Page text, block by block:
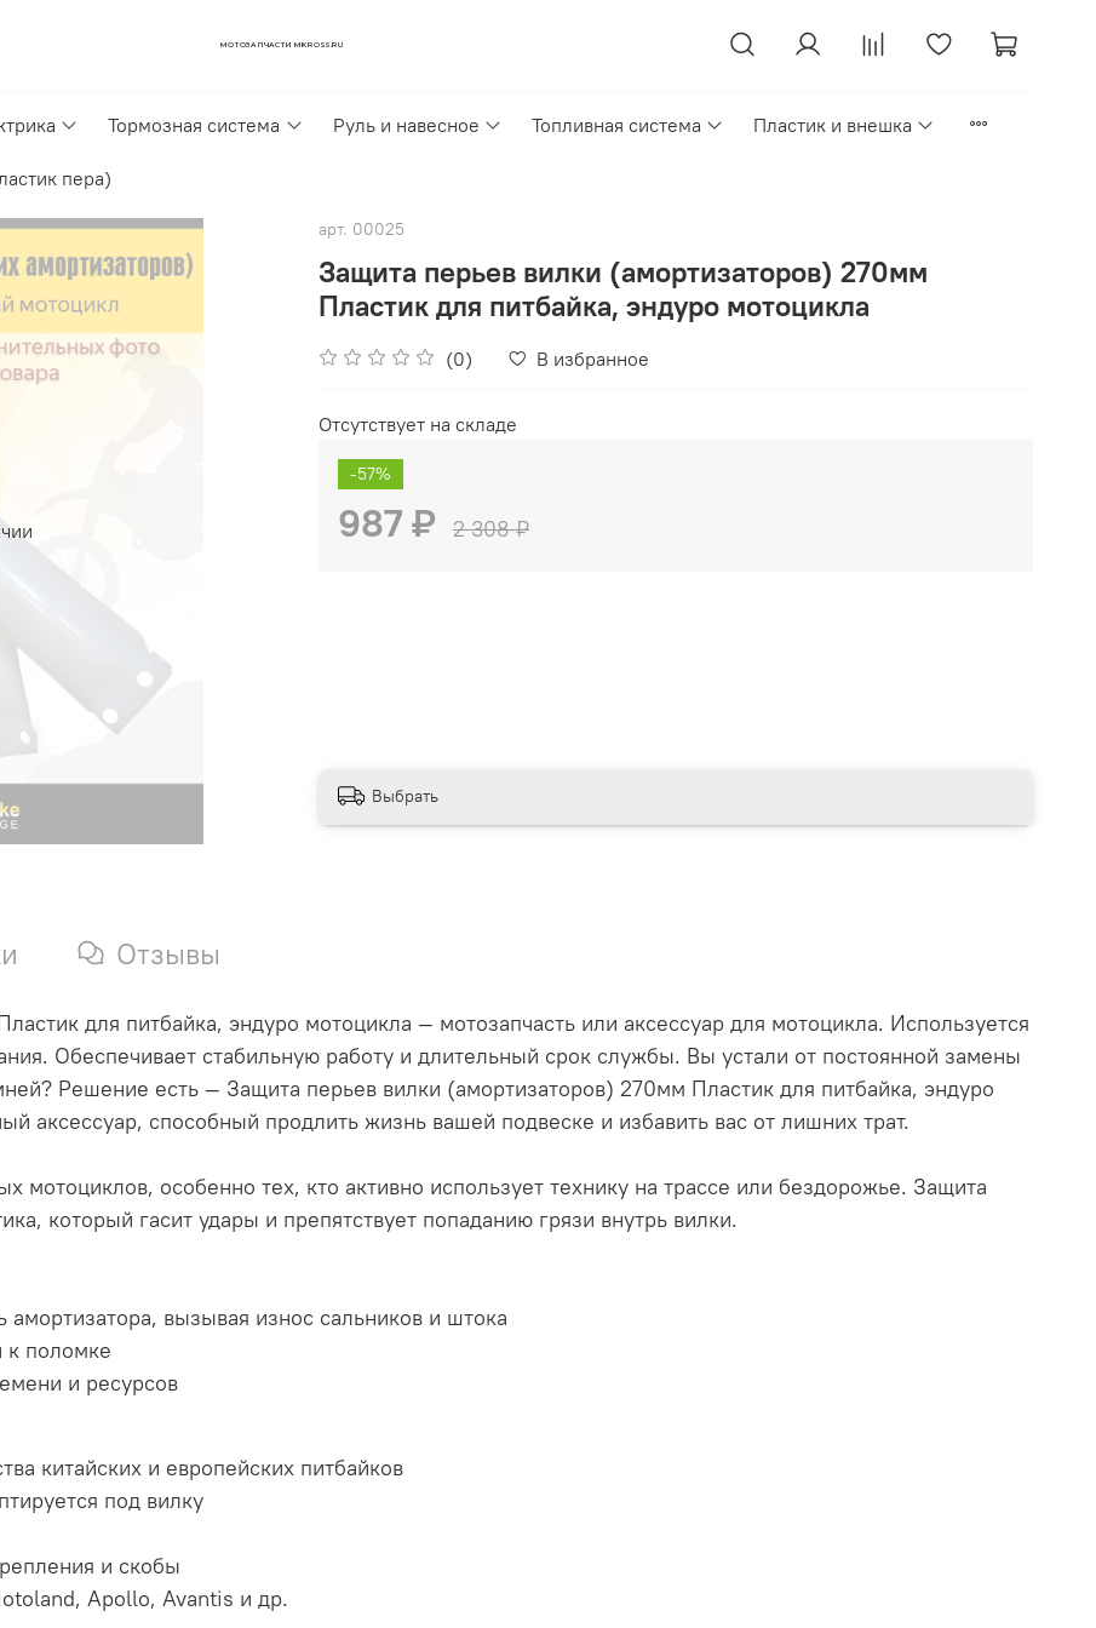
МОТОЗАПЧАСТИ MKROSS.RU
Тормозная система Руль и навесное Топливная система Пластик и внешка
пера)
арт. 00025
Защита перьев вилки (амортизаторов) 270мм
Пластик для питбайка, эндуро мотоцикла
(0) В избранное
Отсутствует на складе
-57%
987 ₽ 2 308 ₽
Выбрать
Отзывы
для питбайка, эндуро мотоцикла — мотозапчасть или аксессуар для мотоцикла. Используется
Обеспечивает стабильную работу и длительный срок службы. Вы устали от постоянной замены
Решение есть — Защита перьев вилки (амортизаторов) 270мм Пластик для питбайка, эндуро
аксессуар, способный продлить жизнь вашей подвеске и избавить вас от лишних трат.
мотоциклов, особенно тех, кто активно использует технику на трассе или бездорожье. Защита
который гасит удары и препятствует попаданию грязи внутрь вилки.
вызывая износ сальников и штока
к поломке
и ресурсов
китайских и европейских питбайков
под вилку
и скобы
Apollo, Avantis и др.